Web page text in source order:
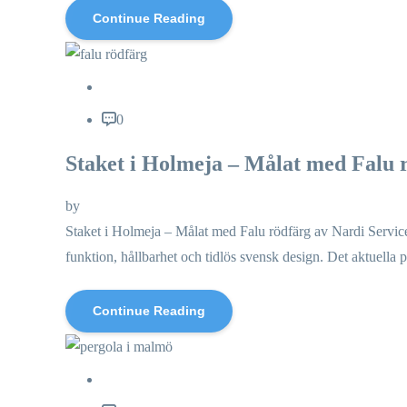
Continue Reading
0
Staket i Holmeja – Målat med Falu
by
Staket i Holmeja – Målat med Falu rödfärg av Nardi
funktion, hållbarhet och tidlös svensk design. Det aktuella
Continue Reading